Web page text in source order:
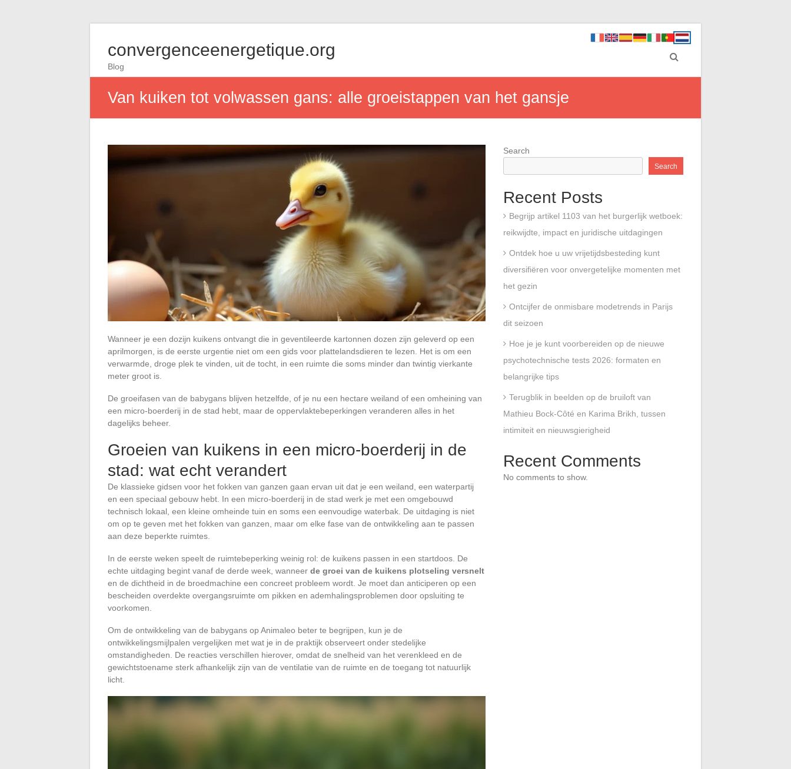
convergenceenergetique.org
Blog
Van kuiken tot volwassen gans: alle groeistappen van het gansje
Wanneer je een dozijn kuikens ontvangt die in geventileerde kartonnen dozen zijn geleverd op een
aprilmorgen, is de eerste urgentie niet om een gids voor plattelandsdieren te lezen. Het is om een
verwarmde, droge plek te vinden, uit de tocht, in een ruimte die soms minder dan twintig vierkante
meter groot is.
De groeifasen van de babygans blijven hetzelfde, of je nu een hectare weiland of een omheining van
een micro-boerderij in de stad hebt, maar de oppervlaktebeperkingen veranderen alles in het
dagelijks beheer.
Groeien van kuikens in een micro-boerderij in de
stad: wat echt verandert
De klassieke gidsen voor het fokken van ganzen gaan ervan uit dat je een weiland, een waterpartij
en een speciaal gebouw hebt. In een micro-boerderij in de stad werk je met een omgebouwd
technisch lokaal, een kleine omheinde tuin en soms een eenvoudige waterbak. De uitdaging is niet
om op te geven met het fokken van ganzen, maar om elke fase van de ontwikkeling aan te passen
aan deze beperkte ruimtes.
In de eerste weken speelt de ruimtebeperking weinig rol: de kuikens passen in een startdoos. De
echte uitdaging begint vanaf de derde week, wanneer de groei van de kuikens plotseling versnelt
en de dichtheid in de broedmachine een concreet probleem wordt. Je moet dan anticiperen op een
bescheiden overdekte overgangsruimte om pikken en ademhalingsproblemen door opsluiting te
voorkomen.
Om de ontwikkeling van de babygans op Animaleo beter te begrijpen, kun je de
ontwikkelingsmijlpalen vergelijken met wat je in de praktijk observeert onder stedelijke
omstandigheden. De reacties verschillen hierover, omdat de snelheid van het verenkleed en de
gewichtstoename sterk afhankelijk zijn van de ventilatie van de ruimte en de toegang tot natuurlijk
licht.
Search
Search
Recent Posts
Begrijp artikel 1103 van het burgerlijk wetboek:
reikwijdte, impact en juridische uitdagingen
Ontdek hoe u uw vrijetijdsbesteding kunt
diversifiëren voor onvergetelijke momenten met
het gezin
Ontcijfer de onmisbare modetrends in Parijs
dit seizoen
Hoe je je kunt voorbereiden op de nieuwe
psychotechnische tests 2026: formaten en
belangrijke tips
Terugblik in beelden op de bruiloft van
Mathieu Bock-Côté en Karima Brikh, tussen
intimiteit en nieuwsgierigheid
Recent Comments
No comments to show.